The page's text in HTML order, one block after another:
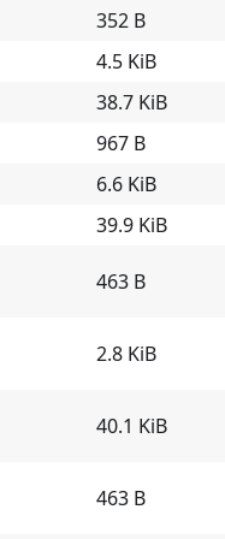
352 B
4.5 KiB
38.7 KiB
967 B
6.6 KiB
39.9 KiB
463 B
2.8 KiB
40.1 KiB
463 B